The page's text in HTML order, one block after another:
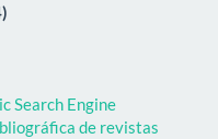
Search Engine
de revistas